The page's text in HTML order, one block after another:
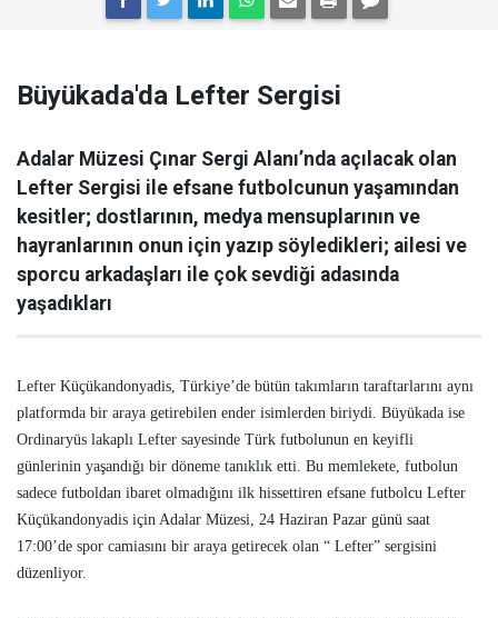
Büyükada'da Lefter Sergisi
Adalar Müzesi Çınar Sergi Alanı’nda açılacak olan
Lefter Sergisi ile efsane futbolcunun yaşamından
kesitler; dostlarının, medya mensuplarının ve
hayranlarının onun için yazıp söyledikleri; ailesi ve
sporcu arkadaşları ile çok sevdiği adasında
yaşadıkları
Lefter Küçükandonyadis, Türkiye’de bütün takımların taraftarlarını aynı
platformda bir araya getirebilen ender isimlerden biriydi. Büyükada ise
Ordinaryüs lakaplı Lefter sayesinde Türk futbolunun en keyifli
günlerinin yaşandığı bir döneme tanıklık etti. Bu memlekete, futbolun
sadece futboldan ibaret olmadığını ilk hissettiren efsane futbolcu Lefter
Küçükandonyadis için Adalar Müzesi, 24 Haziran Pazar günü saat
17:00’de spor camiasını bir araya getirecek olan “ Lefter” sergisini
düzenliyor.